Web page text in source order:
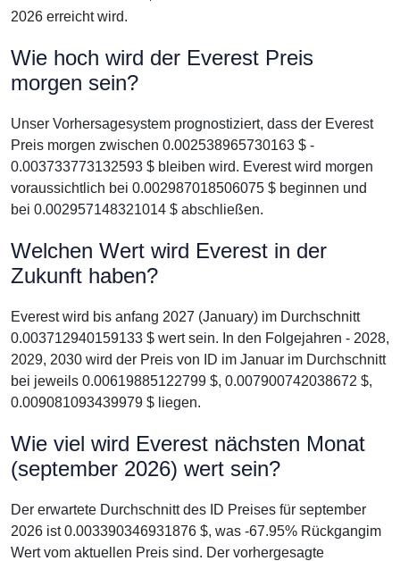
2026 erreicht wird.
Wie hoch wird der Everest Preis
morgen sein?
Unser Vorhersagesystem prognostiziert, dass der Everest
Preis morgen zwischen 0.002538965730163 $ -
0.003733773132593 $ bleiben wird. Everest wird morgen
voraussichtlich bei 0.002987018506075 $ beginnen und
bei 0.002957148321014 $ abschließen.
Welchen Wert wird Everest in der
Zukunft haben?
Everest wird bis anfang 2027 (January) im Durchschnitt
0.003712940159133 $ wert sein. In den Folgejahren - 2028,
2029, 2030 wird der Preis von ID im Januar im Durchschnitt
bei jeweils 0.00619885122799 $, 0.007900742038672 $,
0.009081093439979 $ liegen.
Wie viel wird Everest nächsten Monat
(september 2026) wert sein?
Der erwartete Durchschnitt des ID Preises für september
2026 ist 0.003390346931876 $, was -67.95% Rückgangim
Wert vom aktuellen Preis sind. Der vorhergesagte